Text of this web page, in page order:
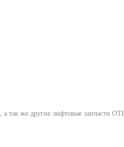
, а так же другие лифтовые запчасти